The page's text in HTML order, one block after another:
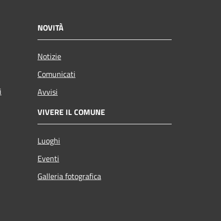
NOVITÀ
Notizie
Comunicati
Avvisi
VIVERE IL COMUNE
Luoghi
Eventi
Galleria fotografica